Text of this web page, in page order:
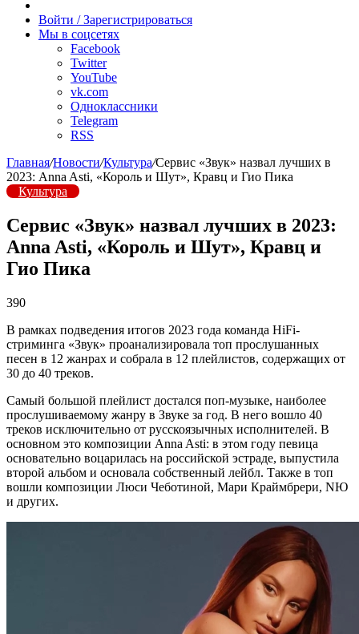
радио
Войти / Зарегистрироваться
Мы в соцсетях
Facebook
Twitter
YouTube
vk.com
Одноклассники
Telegram
RSS
Главная/Новости/Культура/Сервис «Звук» назвал лучших в
2023: Anna Asti, «Король и Шут», Кравц и Гио Пика
Культура
Сервис «Звук» назвал лучших в 2023:
Anna Asti, «Король и Шут», Кравц и
Гио Пика
390
В рамках подведения итогов 2023 года команда HiFi-
стриминга «Звук» проанализировала топ прослушанных
песен в 12 жанрах и собрала в 12 плейлистов, содержащих от
30 до 40 треков.
Самый большой плейлист достался поп-музыке, наиболее
прослушиваемому жанру в Звуке за год. В него вошло 40
треков исключительно от русскоязычных исполнителей. В
основном это композиции Anna Asti: в этом году певица
основательно воцарилась на российской эстраде, выпустила
второй альбом и основала собственный лейбл. Также в топ
вошли композиции Люси Чеботиной, Мари Краймбрери, NЮ
и других.